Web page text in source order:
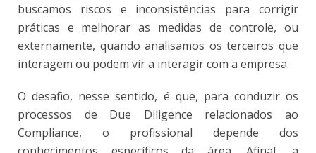
buscamos riscos e inconsistências para corrigir
práticas e melhorar as medidas de controle, ou
externamente, quando analisamos os terceiros que
interagem ou podem vir a interagir com a empresa.
O desafio, nesse sentido, é que, para conduzir os
processos de Due Diligence relacionados ao
Compliance, o profissional depende dos